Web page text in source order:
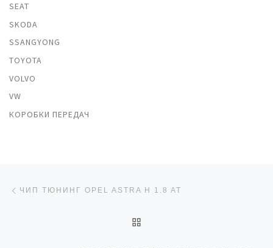
SEAT
SKODA
SSANGYONG
TOYOTA
VOLVO
VW
КОРОБКИ ПЕРЕДАЧ
ЧИП ТЮНИНГ OPEL ASTRA H 1.8 AT